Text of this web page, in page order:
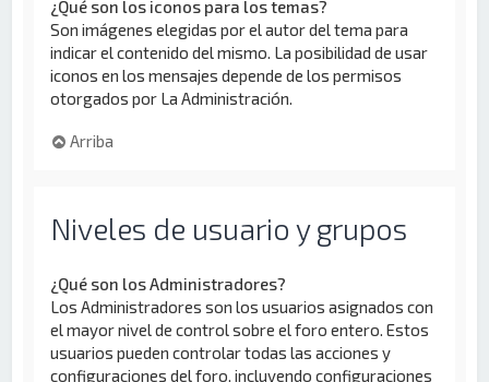
¿Qué son los iconos para los temas?
Son imágenes elegidas por el autor del tema para
indicar el contenido del mismo. La posibilidad de usar
iconos en los mensajes depende de los permisos
otorgados por La Administración.
Arriba
Niveles de usuario y grupos
¿Qué son los Administradores?
Los Administradores son los usuarios asignados con
el mayor nivel de control sobre el foro entero. Estos
usuarios pueden controlar todas las acciones y
configuraciones del foro, incluyendo configuraciones